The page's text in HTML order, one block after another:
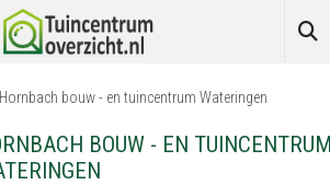
Hornbach bouw - en tuincentrum Wateringen
BOUW - EN